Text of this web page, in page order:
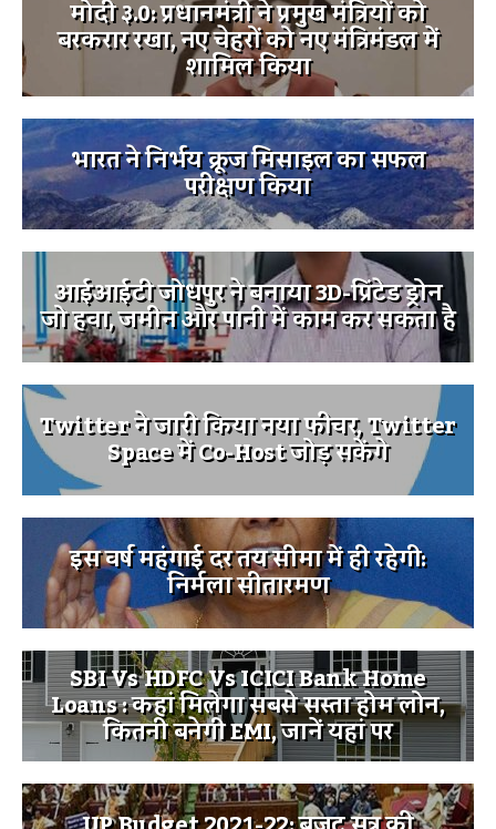
मोदी ३.0: प्रधानमंत्री ने प्रमुख मंत्रियों को
बरकरार रखा, नए चेहरों को नए मंत्रिमंडल में
शामिल किया
भारत ने निर्भय क्रूज मिसाइल का सफल
परीक्षण किया
आईआईटी जोधपुर ने बनाया 3D-प्रिंटेड ड्रोन
जो हवा, जमीन और पानी में काम कर सकता है
Twitter ने जारी किया नया फीचर, Twitter
Space में Co-Host जोड़ सकेंगे
इस वर्ष महंगाई दर तय सीमा में ही रहेगी:
निर्मला सीतारमण
SBI Vs HDFC Vs ICICI Bank Home
Loans : कहां मिलेगा सबसे सस्ता होम लोन,
कितनी बनेगी EMI, जानें यहां पर